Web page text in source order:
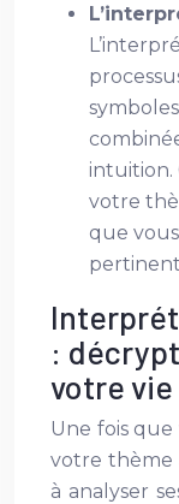
intuition.
votre
que
:
votre vie
Une fois que
votre thème
à analyser